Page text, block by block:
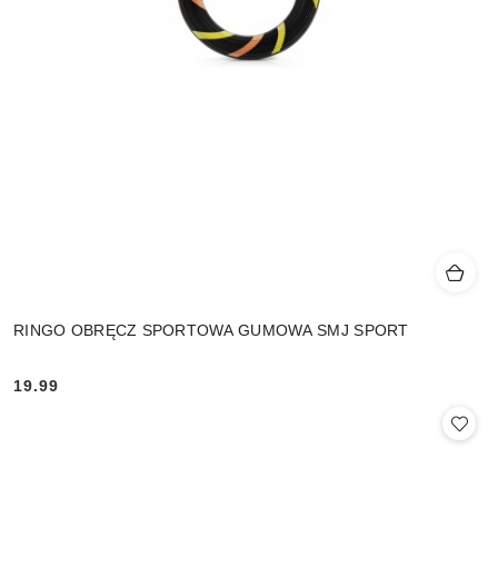
RINGO OBRĘCZ SPORTOWA GUMOWA SMJ SPORT
Cena:
19.99